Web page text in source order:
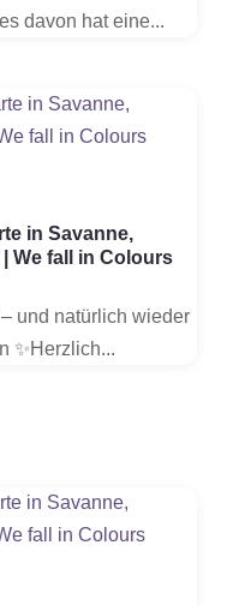
davon hat eine...
in Savanne,
We fall in Colours
und natürlich wieder
✨Herzlich...